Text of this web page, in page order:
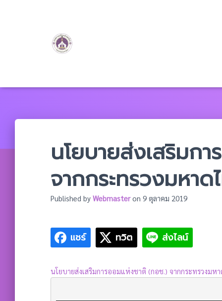
นโยบายส่งเสริมก
จากกระทรวงมหาด
Published by Webmasteron 9 ตุลาคม 2019
แชร์ ทวิต ส่งไลน์
นโยบายส่งเสริมการออมแห่งชาติ (กอช.) จากกระทรวงมห